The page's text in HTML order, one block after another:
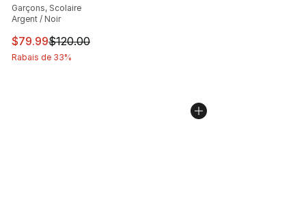
Garçons, Scolaire
Argent / Noir
Cet article est en solde. Le prix est passé de $120.00 à
$79.99$120.00
Rabais de 33%